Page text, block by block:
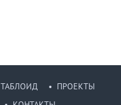
ТАБЛОИД
ПРОЕКТЫ